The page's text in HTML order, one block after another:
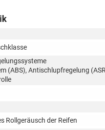
(ABS), Antischlupfregelung
Rollgeräusch der Reifen